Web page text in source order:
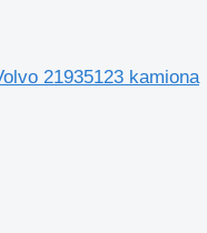
21935123 kamiona